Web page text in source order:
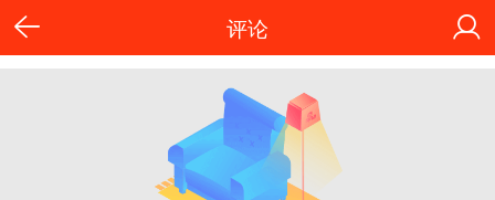
评论